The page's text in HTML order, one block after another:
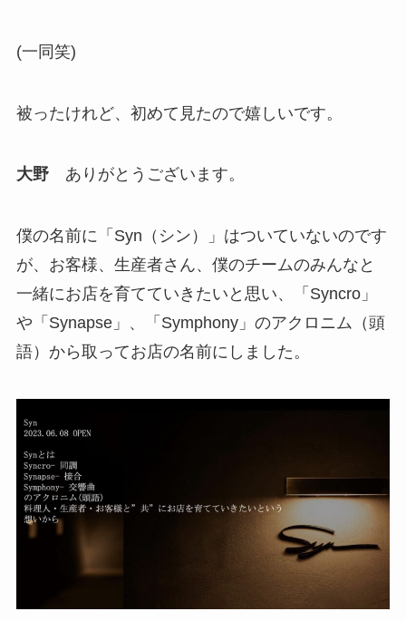
(一同笑)
被ったけれど、初めて見たので嬉しいです。
大野 ありがとうございます。
僕の名前に「Syn（シン）」はついていないのです
が、お客様、生産者さん、僕のチームのみんなと
一緒にお店を育てていきたいと思い、「Syncro」
や「Synapse」、「Symphony」のアクロニム（頭
語）から取ってお店の名前にしました。